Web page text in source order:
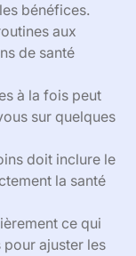
bénéfices.
aux
de santé
à la fois peut
sur quelques
doit inclure le
la santé
ce qui
ajuster les